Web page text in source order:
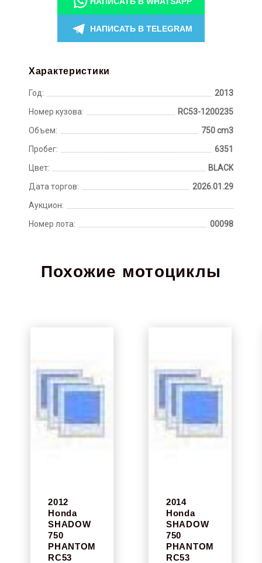
НАПИСАТЬ В TELEGRAM
Характеристики
Год:
2013
Номер кузова:
RC53-1200235
Объем:
750 cm3
Пробег:
6351
Цвет:
BLACK
Дата торгов:
2026.01.29
Аукцион:
Номер лота:
00098
Похожие мотоциклы
2012
Honda
SHADOW
750
PHANTOM
RC53
2014
Honda
SHADOW
750
PHANTOM
RC53